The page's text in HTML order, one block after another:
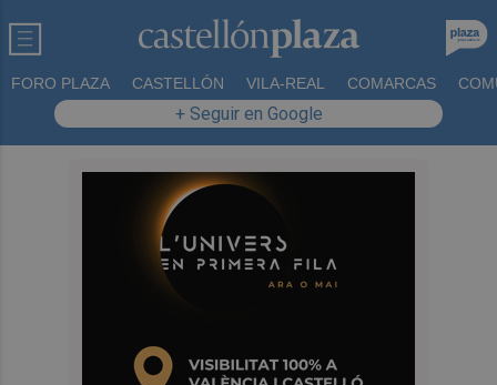
FORO PLAZA CASTELLÓN VILA-REAL COMARCAS
+ Seguir en Google